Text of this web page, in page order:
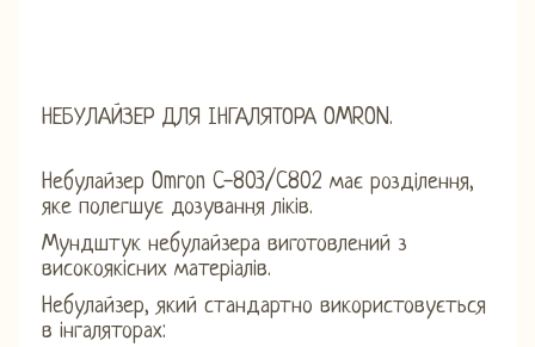
НЕБУЛАЙЗЕР ДЛЯ ІНГАЛЯТОРА OMRON.
Небулайзер Omron C-803/C802 має розділення,
яке полегшує дозування ліків.
Мундштук небулайзера виготовлений з
високоякісних матеріалів.
Небулайзер, який стандартно використовується
в інгаляторах: